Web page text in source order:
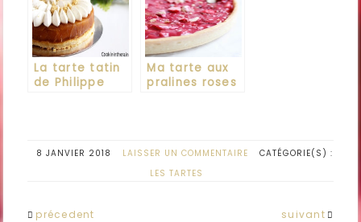
La tarte tatin
de Philippe
Ma tarte aux
pralines roses
8 JANVIER 2018 LAISSER UN COMMENTAIRE
CATÉGORIE(S) :
LES TARTES
précedent suivant